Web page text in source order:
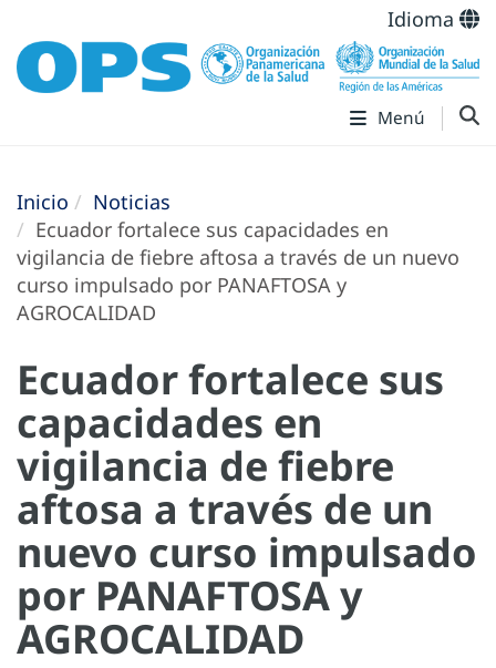
Idioma
Menú
Inicio
Noticias
Ecuador fortalece sus capacidades en
vigilancia de fiebre aftosa a través de un nuevo
curso impulsado por PANAFTOSA y
AGROCALIDAD
Ecuador fortalece sus
capacidades en
vigilancia de fiebre
aftosa a través de un
nuevo curso impulsado
por PANAFTOSA y
AGROCALIDAD